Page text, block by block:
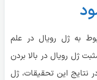
به ژل رویال در علم
و ۲۰۲۲، تاثیر مثبت ژل رویال در بالا بردن
این تحقیقات، ژل